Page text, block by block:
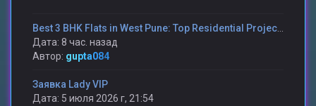
Дата: 8 час. назад
Автор: gupta084
Заявка Lady VIP
Дата: 5 июля 2026 г, 21:54